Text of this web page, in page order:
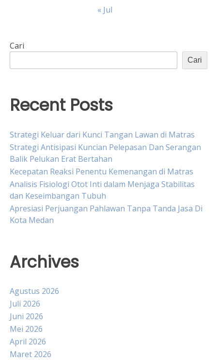
« Jul
Cari
Cari
Recent Posts
Strategi Keluar dari Kunci Tangan Lawan di Matras
Strategi Antisipasi Kuncian Pelepasan Dan Serangan
Balik Pelukan Erat Bertahan
Kecepatan Reaksi Penentu Kemenangan di Matras
Analisis Fisiologi Otot Inti dalam Menjaga Stabilitas
dan Keseimbangan Tubuh
Apresiasi Perjuangan Pahlawan Tanpa Tanda Jasa Di
Kota Medan
Archives
Agustus 2026
Juli 2026
Juni 2026
Mei 2026
April 2026
Maret 2026